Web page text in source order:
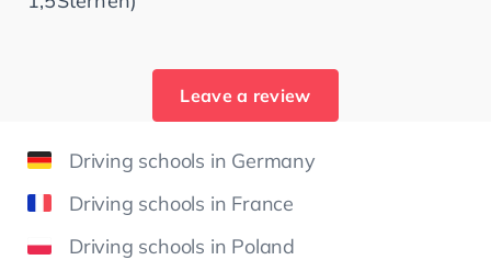
Leave a review
Driving schools in Germany
Driving schools in France
Driving schools in Poland